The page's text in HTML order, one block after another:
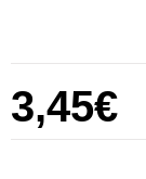
3,45€